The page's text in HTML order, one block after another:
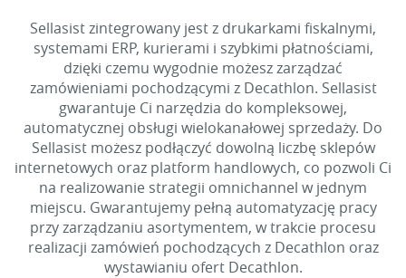
Sellasist zintegrowany jest z drukarkami fiskalnymi,
systemami ERP, kurierami i szybkimi płatnościami,
dzięki czemu wygodnie możesz zarządzać
zamówieniami pochodzącymi z Decathlon. Sellasist
gwarantuje Ci narzędzia do kompleksowej,
automatycznej obsługi wielokanałowej sprzedaży. Do
Sellasist możesz podłączyć dowolną liczbę sklepów
internetowych oraz platform handlowych, co pozwoli Ci
na realizowanie strategii omnichannel w jednym
miejscu. Gwarantujemy pełną automatyzację pracy
przy zarządzaniu asortymentem, w trakcie procesu
realizacji zamówień pochodzących z Decathlon oraz
wystawianiu ofert Decathlon.